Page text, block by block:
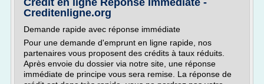
Credit en ligne Réponse Immédiate -
Creditenligne.org
Demande rapide avec réponse immédiate
Pour une demande d'emprunt en ligne rapide, nos
partenaires vous proposent des crédits à taux réduits.
Après envoie du dossier via notre site, une réponse
immédiate de principe vous sera remise. La réponse de